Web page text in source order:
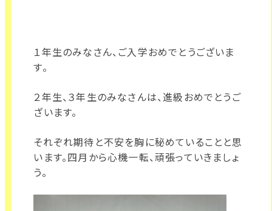
１年生のみなさん、ご入学おめでとうございま
す。
２年生、３年生のみなさんは、進級おめでとうご
ざいます。
それぞれ期待と不安を胸に秘めていることと思
います。四月から心機一転、頑張っていきましょ
う。